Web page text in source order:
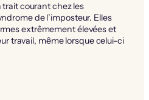
courant chez les
de l’imposteur. Elles
extrêmement élevées et
travail, même lorsque celui-ci